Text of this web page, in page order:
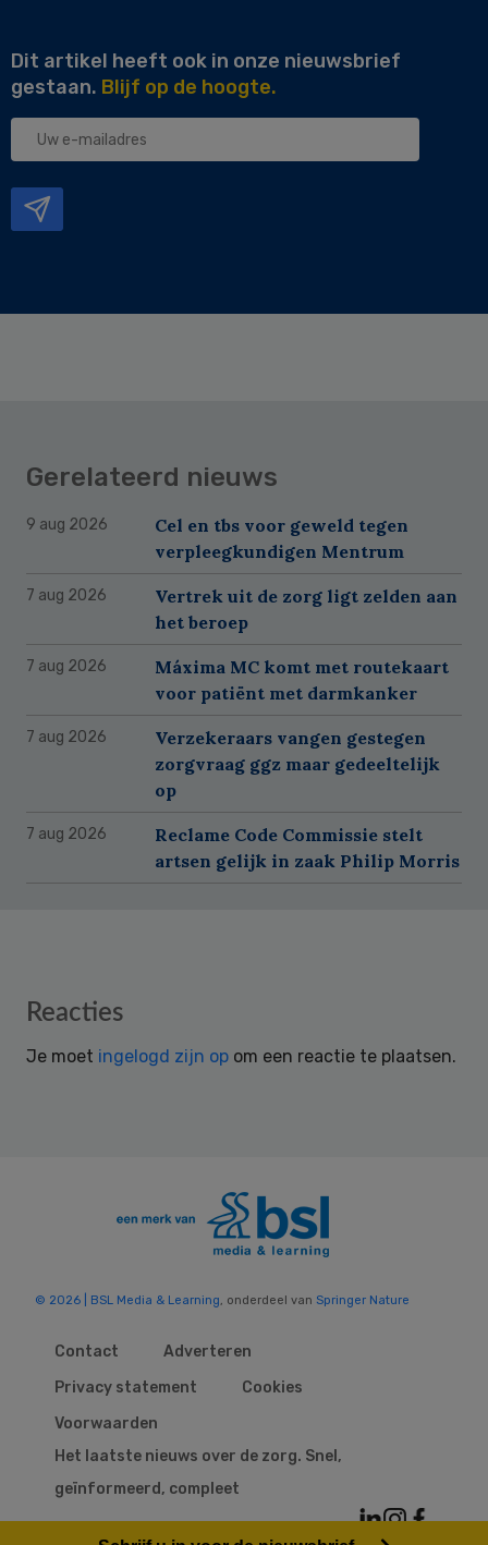
Dit artikel heeft ook in onze nieuwsbrief
gestaan. Blijf op de hoogte.
Uw
Gerelateerd nieuws
9 aug 2026
Cel en tbs voor geweld tegen
verpleegkundigen Mentrum
7 aug 2026
Vertrek uit de zorg ligt zelden aan
het beroep
7 aug 2026
Máxima MC komt met routekaart
voor patiënt met darmkanker
7 aug 2026
Verzekeraars vangen gestegen
zorgvraag ggz maar gedeeltelijk
op
7 aug 2026
Reclame Code Commissie stelt
artsen gelijk in zaak Philip Morris
Reader
Reacties
Je moet ingelogd zijn op om een reactie te plaatsen.
© 2026 | BSL Media & Learning , onderdeel van Springer Nature
Contact
Adverteren
Privacy statement
Cookies
Voorwaarden
Het laatste nieuws over de zorg. Snel,
geïnformeerd, compleet